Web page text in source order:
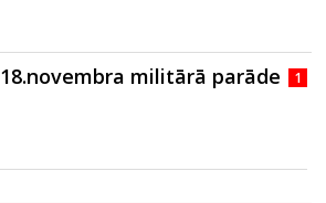
18.novembra militārā parāde 1